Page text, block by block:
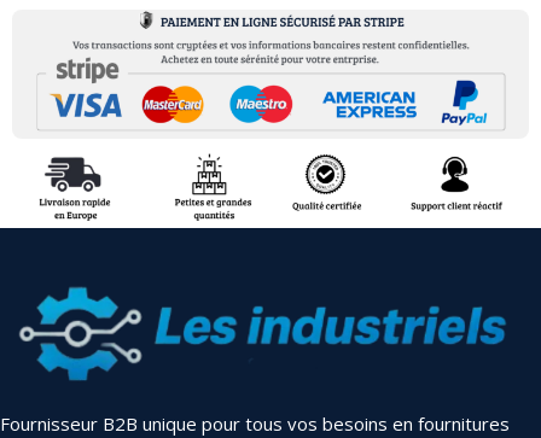
Fournisseur B2B unique pour tous vos besoins en fournitures